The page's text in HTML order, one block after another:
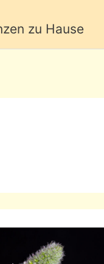
zu Hause